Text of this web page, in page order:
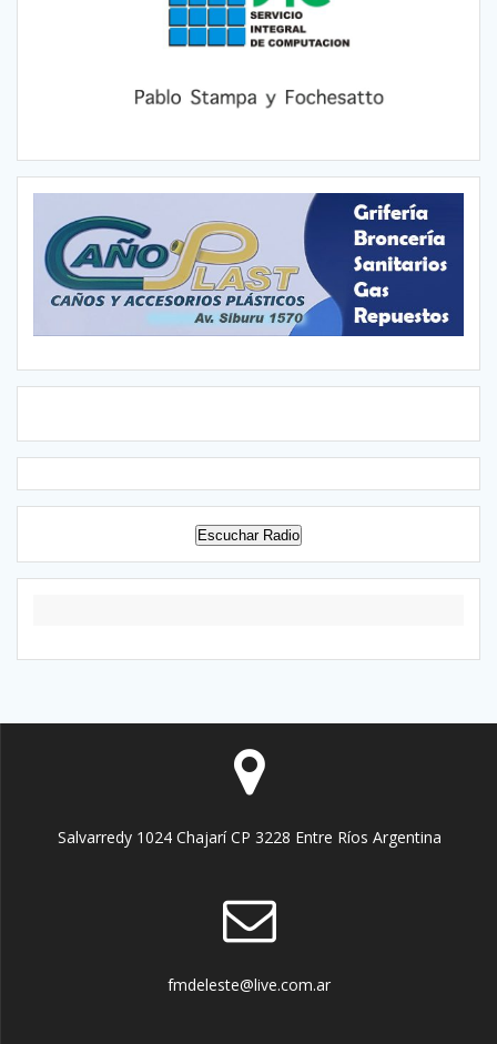
Escuchar Radio
Salvarredy 1024 Chajarí CP 3228 Entre Ríos Argentina
fmdeleste@live.com.ar